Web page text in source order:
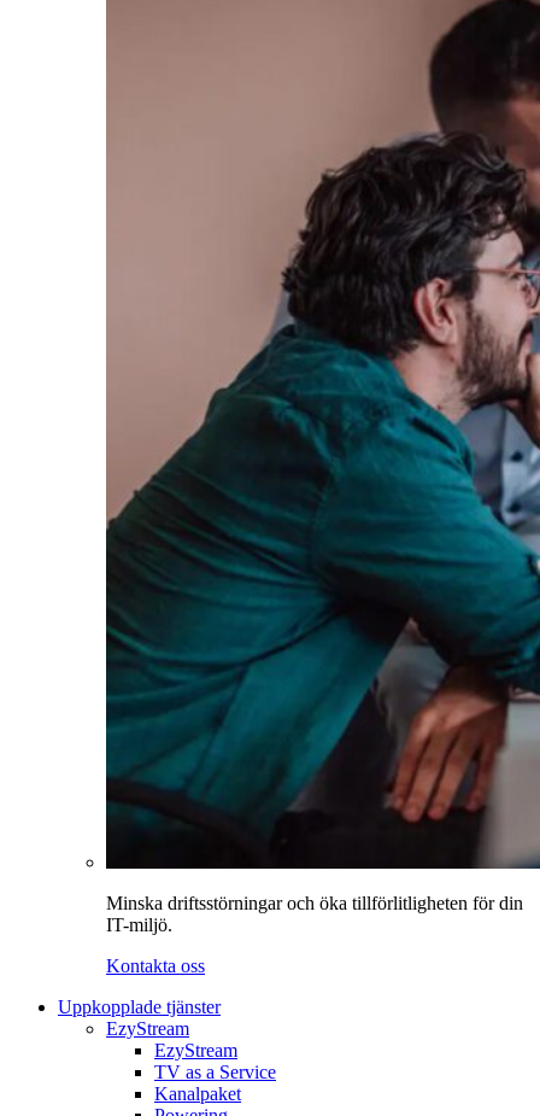
Minska driftsstörningar och öka tillförlitligheten för din
IT-miljö.
Kontakta oss
Uppkopplade tjänster
EzyStream
EzyStream
TV as a Service
Kanalpaket